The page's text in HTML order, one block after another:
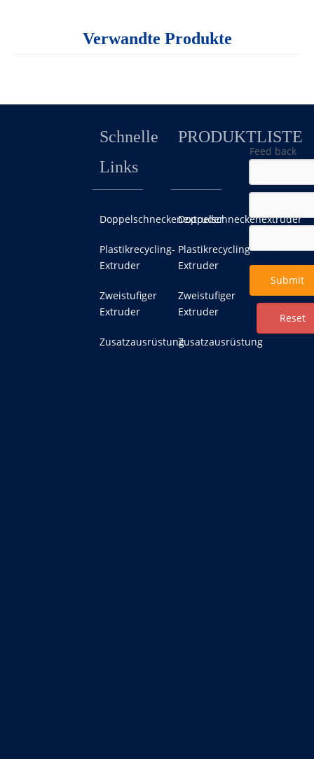
Verwandte Produkte
Schnelle
Links
Doppelschneckenextruder
Plastikrecycling-
Extruder
Zweistufiger
Extruder
Zusatzausrüstung
PRODUKTLISTE
Doppelschneckenextruder
Plastikrecycling-
Extruder
Zweistufiger
Extruder
Zusatzausrüstung
Feed back
Submit
Reset